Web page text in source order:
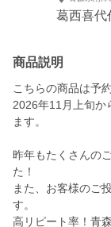
葛西喜代
商品説明
こちらの商品は予
2026年11月上旬か
ます。
昨年もたくさんの
た！
また、お客様のご
す。
高リピート率！青